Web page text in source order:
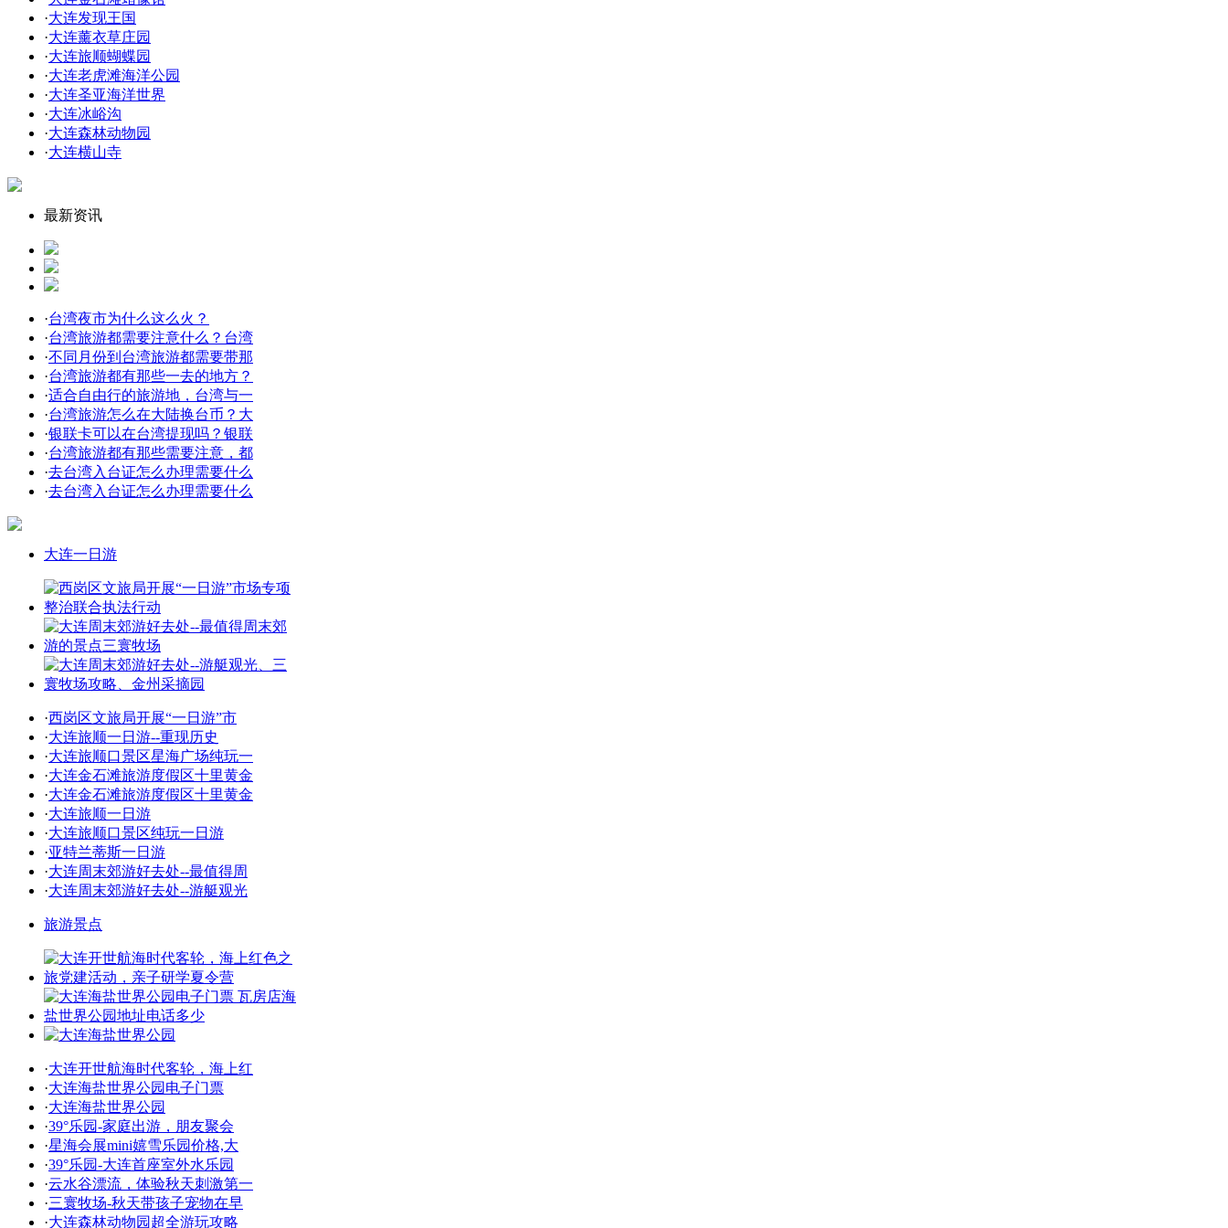
·大连发现王国
·大连薰衣草庄园
·大连旅顺蝴蝶园
·大连老虎滩海洋公园
·大连圣亚海洋世界
·大连冰峪沟
·大连森林动物园
·大连横山寺
最新资讯
·台湾夜市为什么这么火？
·台湾旅游都需要注意什么？台湾
·不同月份到台湾旅游都需要带那
·台湾旅游都有那些一去的地方？
·适合自由行的旅游地，台湾与一
·台湾旅游怎么在大陆换台币？大
·银联卡可以在台湾提现吗？银联
·台湾旅游都有那些需要注意，都
·去台湾入台证怎么办理需要什么
·去台湾入台证怎么办理需要什么
大连一日游
·西岗区文旅局开展“一日游”市
·大连旅顺一日游--重现历史
·大连旅顺口景区星海广场纯玩一
·大连金石滩旅游度假区十里黄金
·大连金石滩旅游度假区十里黄金
·大连旅顺一日游
·大连旅顺口景区纯玩一日游
·亚特兰蒂斯一日游
·大连周末郊游好去处--最值得周
·大连周末郊游好去处--游艇观光
旅游景点
·大连开世航海时代客轮，海上红
·大连海盐世界公园电子门票
·大连海盐世界公园
·39°乐园-家庭出游，朋友聚会
·星海会展mini嬉雪乐园价格,大
·39°乐园-大连首座室外水乐园
·云水谷漂流，体验秋天刺激第一
·三寰牧场-秋天带孩子宠物在早
·大连森林动物园超全游玩攻略